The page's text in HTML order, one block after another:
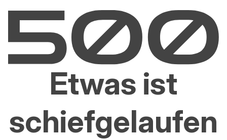
Etwas ist
schiefgelaufen